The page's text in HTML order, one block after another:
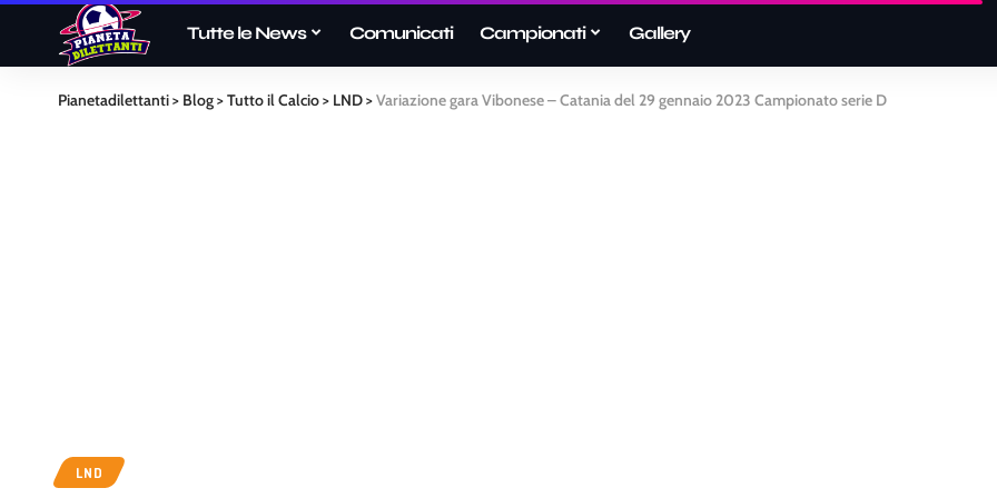
Tutte le News Comunicati Campionati Gallery
Pianetadilettanti> Blog>Tutto il Calcio> LND>Variazione gara Vibonese – Catania del 29 gennaio 2023 Campionato serie D
LND